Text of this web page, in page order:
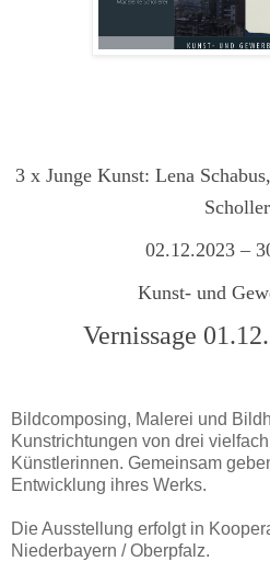
3 x Junge Kunst: Lena
02.12.2023 –
Kunst- und
Vernissage
Bildcomposing, Malerei und
Kunstrichtungen von drei
Künstlerinnen. Gemeinsam
Entwicklung ihres Werks.
Die Ausstellung erfolgt in
Niederbayern / Oberpfalz.